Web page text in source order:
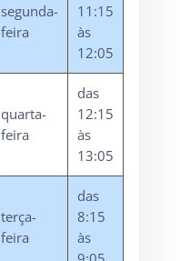
segunda-
feira
11:15
às
12:05
quarta-
feira
das
12:15
às
13:05
terça-
feira
das
8:15
às